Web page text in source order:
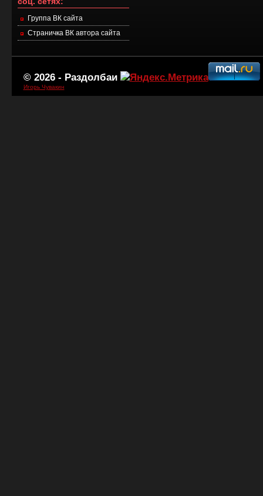
Группа ВК сайта
Страничка ВК автора сайта
© 2026 - Раздолбаи
Игорь Чувакин